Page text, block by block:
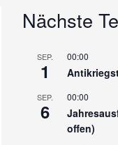
Nächste
SEP.
1
00:00
SEP.
6
00:00
offen)